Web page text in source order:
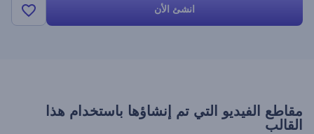
انشئ الأن
مقاطع الفيديو التي تم إنشاؤها باستخدام هذا
القالب